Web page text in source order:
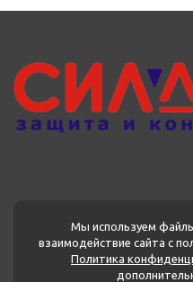
Мы используем
взаимодействие сайта с
Политика